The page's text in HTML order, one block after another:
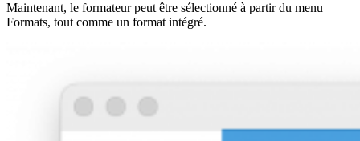
Maintenant, le formateur peut être sélectionné à partir du menu
Formats, tout comme un format intégré.